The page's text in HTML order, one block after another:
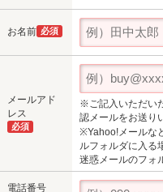
お名前 必須
メールアド
レス
必須
※ご記入いただい
認メールをお送り
※Yahoo!メールな
ルフォルダに入る
迷惑メールのフォ
電話番号